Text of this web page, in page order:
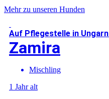
Mehr zu unseren Hunden
Auf Pflegestelle in Ungarn
Zamira
Mischling
1 Jahr alt